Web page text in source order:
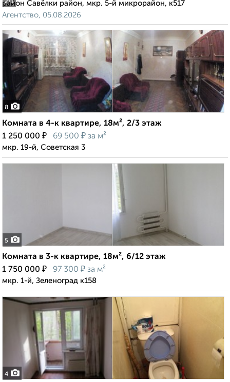
2/1
район Савёлки район, мкр. 5-й микрорайон, к517
Агентство, 05.08.2026
8
Комната в 4-к квартире, 18м², 2/3 этаж
1 250 000 ₽ 69 500 ₽ за м²
мкр. 19-й, Советская 3
5
Комната в 3-к квартире, 18м², 6/12 этаж
1 750 000 ₽ 97 300 ₽ за м²
мкр. 1-й, Зеленоград к158
4